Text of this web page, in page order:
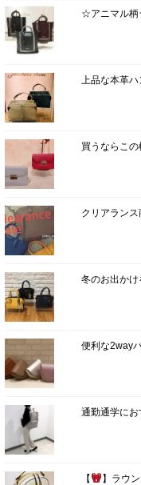
☆アニマル
上品な本革
買うならこ
クリアランス
冬のお出か
便利な2way
通勤通学にお
【 】ラウ